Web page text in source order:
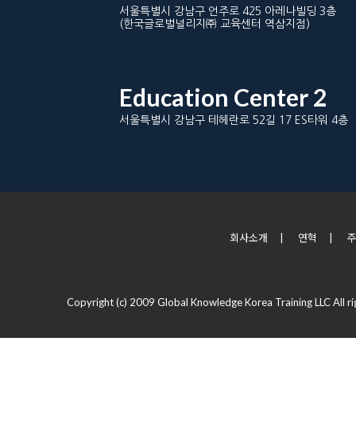
서울특별시 강남구 언주로 425 아레나빌딩 3층
(한국글로벌널리지㈜ 교육센터 역삼지점)
Education Center 2
서울특별시 강남구 테헤란로 52길 17 ES타워 4층
회사소개 연혁
Copyright (c) 2009 Global Knowledge Korea Training LLC All